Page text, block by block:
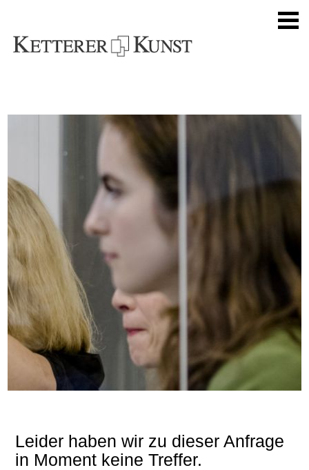
Leider haben wir zu dieser Anfrage
in Moment keine Treffer.